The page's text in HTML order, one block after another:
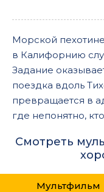
Морской
в Калифорнию
Задание
поездка вдоль
превращается в
где непонятно,
Смотреть
Мультфильм